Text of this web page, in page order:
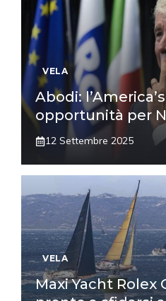
VELA
Abodi:
opportunità per
12 Settembre 2025
VELA
Maxi Yacht Rolex